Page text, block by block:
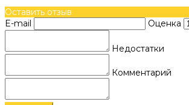
Оставить отзыв
E-mail
Оценка
Недостатки
Комментарий